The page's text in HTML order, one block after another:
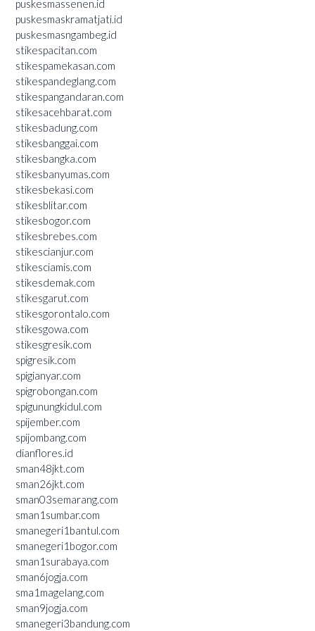
puskesmassenen.id
puskesmaskramatjati.id
puskesmasngambeg.id
stikespacitan.com
stikespamekasan.com
stikespandeglang.com
stikespangandaran.com
stikesacehbarat.com
stikesbadung.com
stikesbanggai.com
stikesbangka.com
stikesbanyumas.com
stikesbekasi.com
stikesblitar.com
stikesbogor.com
stikesbrebes.com
stikescianjur.com
stikesciamis.com
stikesdemak.com
stikesgarut.com
stikesgorontalo.com
stikesgowa.com
stikesgresik.com
spigresik.com
spigianyar.com
spigrobongan.com
spigunungkidul.com
spijember.com
spijombang.com
dianflores.id
sman48jkt.com
sman26jkt.com
sman03semarang.com
sman1sumbar.com
smanegeri1bantul.com
smanegeri1bogor.com
sman1surabaya.com
sman6jogja.com
sma1magelang.com
sman9jogja.com
smanegeri3bandung.com